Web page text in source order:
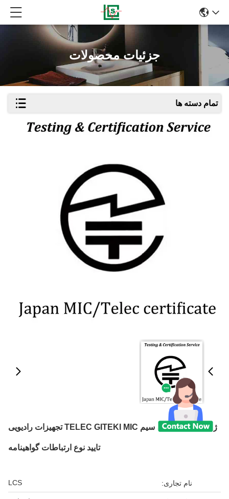
جزئیات محصولات
تمام دسته ها
ژاپن محصولات بی سیم TELEC GITEKI MIC تجهیزات رادیویی
تایید نوع ارتباطات گواهینامه
نام تجاری: LCS